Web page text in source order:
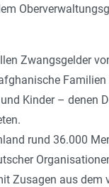
Zwangsgelder
Kinder – denen
rund 36.000
Zusagen aus